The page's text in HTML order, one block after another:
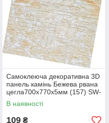
Самоклеюча декоративна 3D
панель камінь Бежева рвана
цегла700х770х5мм (157) SW-
00000486
В наявності
109 ₴